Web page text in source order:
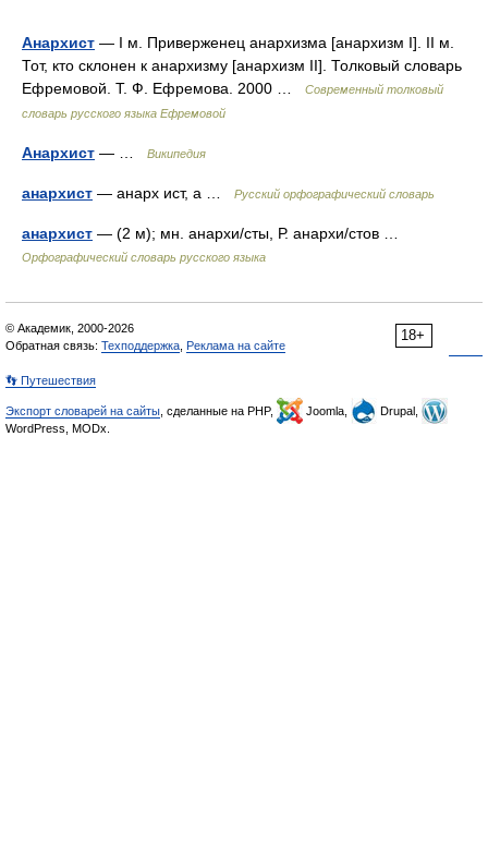
Анархист — I м. Приверженец анархизма [анархизм I]. II м.
Тот, кто склонен к анархизму [анархизм II]. Толковый словарь
Ефремовой. Т. Ф. Ефремова. 2000 …
Современный толковый
словарь русского языка Ефремовой
Анархист — … Википедия
анархист — анарх ист, а … Русский орфографический словарь
анархист — (2 м); мн. анархи/сты, Р. анархи/стов …
Орфографический словарь русского языка
18+
© Академик, 2000-2026
Обратная связь: Техподдержка Реклама на сайте
👣 Путешествия
Экспорт словарей на сайты , сделанные на PHP, Joomla,
Drupal,
WordPress, MODx.